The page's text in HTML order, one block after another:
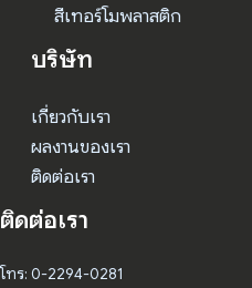
สีเทอร์โมพลาสติก
บริษัท
เกี่ยวกับเรา
ผลงานของเรา
ติดต่อเรา
ติดต่อเรา
โทร: 0-2294-0281